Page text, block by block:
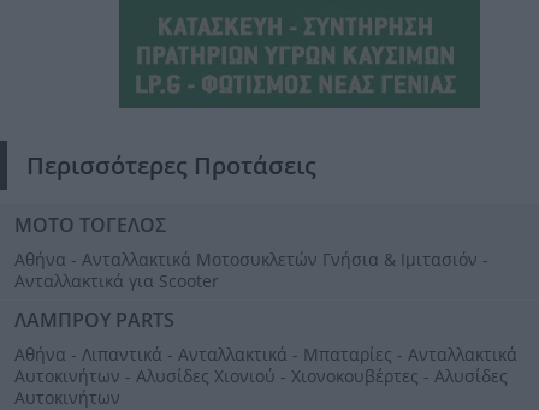
Περισσότερες Προτάσεις
ΜΟΤΟ ΤΟΓΕΛΟΣ
Αθήνα - Ανταλλακτικά Μοτοσυκλετών Γνήσια & Ιμιτασιόν -
Ανταλλακτικά για Scooter
ΛΑΜΠΡΟΥ PARTS
Αθήνα - Λιπαντικά - Ανταλλακτικά - Μπαταρίες - Ανταλλακτικά
Αυτοκινήτων - Αλυσίδες Χιονιού - Χιονοκουβέρτες - Αλυσίδες
Αυτοκινήτων